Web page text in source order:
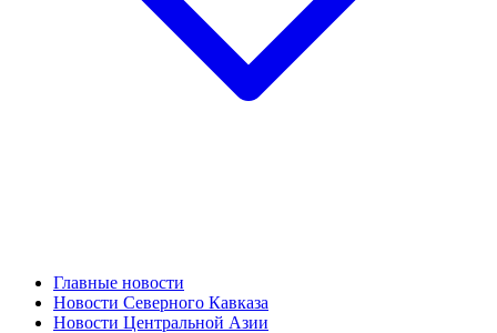
Главные новости
Новости Северного Кавказа
Новости Центральной Азии